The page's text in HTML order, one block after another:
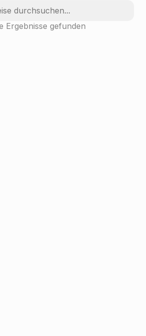
Ergebnisse gefunden